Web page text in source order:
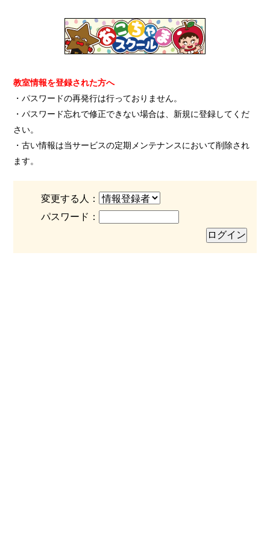
教室情報を登録された方へ
・パスワードの再発行は行っておりません。
・パスワード忘れで修正できない場合は、新規に登録してくだ
さい。
・古い情報は当サービスの定期メンテナンスにおいて削除され
ます。
変更する人：
パスワード：